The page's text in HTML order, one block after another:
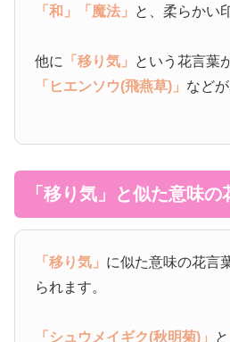
「和」
「魔法」 と、柔らかい
他に 「移り気」 という花言葉
「ヒエンソウ(飛燕草)」 など
「移り気」と似た意味
「移り気」 に似た意味の花言
られます。
「シュウメイギク(秋明菊)」 と